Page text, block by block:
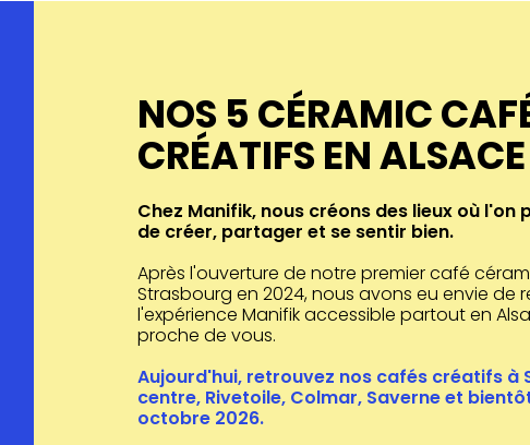
NOS 5 CÉRAMIC
CRÉATIFS EN ALSACE
Chez Manifik, nous créons des lieux où l'on
de créer, partager et se sentir bien.
Après l'ouverture de notre premier café
Strasbourg en 2024, nous avons eu envie de
l'expérience Manifik accessible partout en
proche de vous.
Aujourd'hui, retrouvez nos cafés créatifs à
centre, Rivetoile, Colmar, Saverne et
octobre 2026.